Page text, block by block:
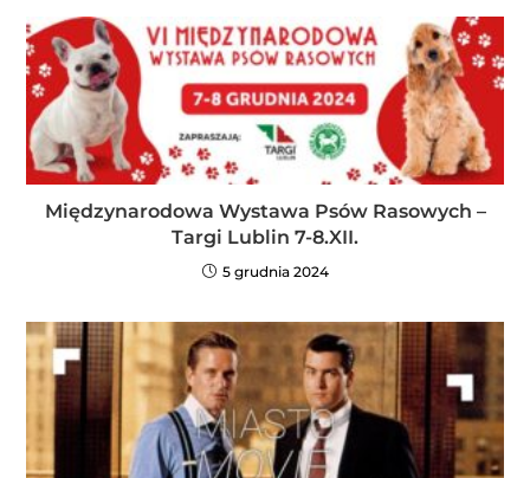
Międzynarodowa Wystawa Psów Rasowych –
Targi Lublin 7-8.XII.
5 grudnia 2024